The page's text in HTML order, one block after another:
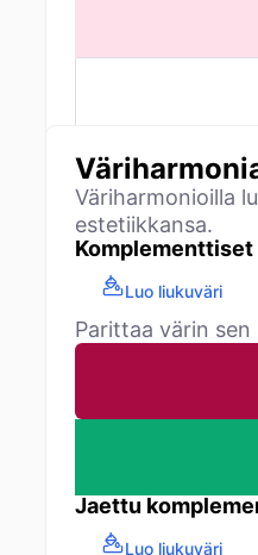
Väriharmonioilla
estetiikkansa.
Komplementtiset
Luo liukuväri
Parittaa värin
Jaettu
Luo liukuväri